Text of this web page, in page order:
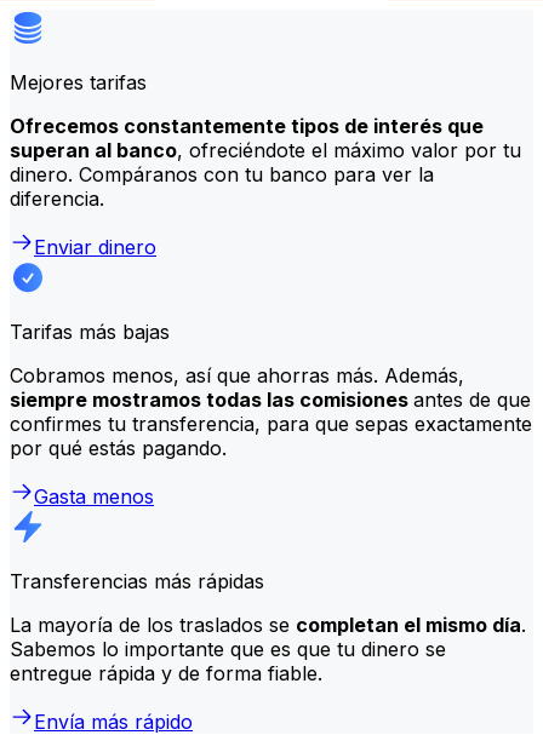
Mejores tarifas
Ofrecemos constantemente tipos de interés que
superan al banco, ofreciéndote el máximo valor por tu
dinero. Compáranos con tu banco para ver la
diferencia.
Enviar dinero
Tarifas más bajas
Cobramos menos, así que ahorras más. Además,
siempre mostramos todas las comisiones antes de que
confirmes tu transferencia, para que sepas exactamente
por qué estás pagando.
Gasta menos
Transferencias más rápidas
La mayoría de los traslados se completan el mismo día.
Sabemos lo importante que es que tu dinero se
entregue rápida y de forma fiable.
Envía más rápido